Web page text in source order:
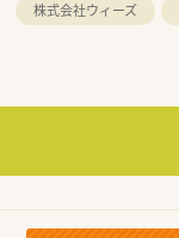
株式会社ウィーズ